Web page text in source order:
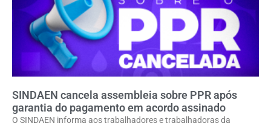
SINDAEN cancela assembleia sobre PPR após
garantia do pagamento em acordo assinado
O SINDAEN informa aos trabalhadores e trabalhadoras da